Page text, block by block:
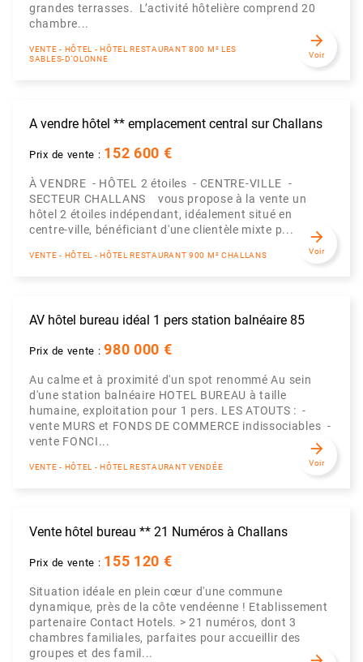
grandes terrasses. L’activité hôtelière comprend 20
chambre...
VENTE - HÔTEL - HÔTEL RESTAURANT 800 M² LES
SABLES-D'OLONNE
arrow_forward
Voir
A vendre hôtel ** emplacement central sur Challans
Prix de vente : 152 600 €
À VENDRE - HÔTEL 2 étoiles - CENTRE-VILLE -
SECTEUR CHALLANS vous propose à la vente un
hôtel 2 étoiles indépendant, idéalement situé en
centre-ville, bénéficiant d'une clientèle mixte p...
VENTE - HÔTEL - HÔTEL RESTAURANT 900 M² CHALLANS
arrow_forward
Voir
AV hôtel bureau idéal 1 pers station balnéaire 85
Prix de vente :980 000 €
Au calme et à proximité d'un spot renommé Au sein
d'une station balnéaire HOTEL BUREAU à taille
humaine, exploitation pour 1 pers. LES ATOUTS : -
vente MURS et FONDS DE COMMERCE indissociables -
vente FONCI...
VENTE - HÔTEL - HÔTEL RESTAURANT VENDÉE
arrow_forward
Voir
Vente hôtel bureau ** 21 Numéros à Challans
Prix de vente : 155 120 €
Situation idéale en plein cœur d'une commune
dynamique, près de la côte vendéenne ! Etablissement
partenaire Contact Hotels. > 21 numéros, dont 3
chambres familiales, parfaites pour accueillir des
groupes et des famil...